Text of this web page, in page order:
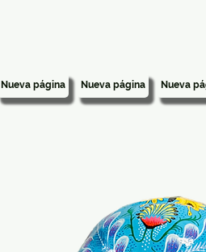
Nueva página Nueva página Nueva